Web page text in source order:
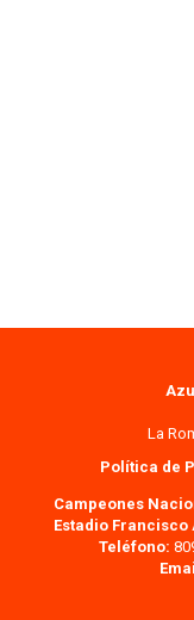
La
Política de
Campeones
Estadio Francisco
Teléfono: